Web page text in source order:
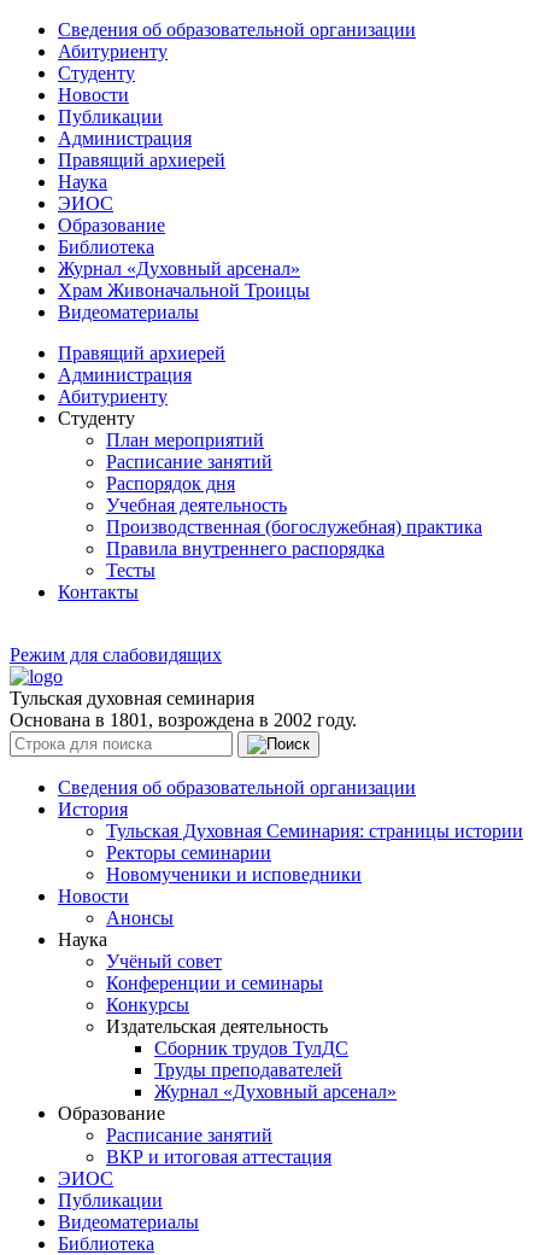
Сведения об образовательной организации
Абитуриенту
Студенту
Новости
Публикации
Администрация
Правящий архиерей
Наука
ЭИОС
Образование
Библиотека
Журнал «Духовный арсенал»
Храм Живоначальной Троицы
Видеоматериалы
Правящий архиерей
Администрация
Абитуриенту
Студенту
План мероприятий
Расписание занятий
Распорядок дня
Учебная деятельность
Производственная (богослужебная) практика
Правила внутреннего распорядка
Тесты
Контакты
Режим для слабовидящих
Тульская духовная семинария
Основана в 1801, возрождена в 2002 году.
Сведения об образовательной организации
История
Тульская Духовная Семинария: страницы истории
Ректоры семинарии
Новомученики и исповедники
Новости
Анонсы
Наука
Учёный совет
Конференции и семинары
Конкурсы
Издательская деятельность
Сборник трудов ТулДС
Труды преподавателей
Журнал «Духовный арсенал»
Образование
Расписание занятий
ВКР и итоговая аттестация
ЭИОС
Публикации
Видеоматериалы
Библиотека